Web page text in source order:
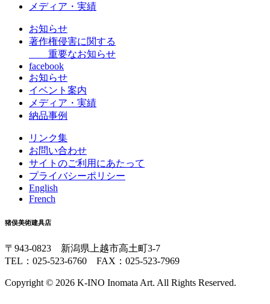
メディア・実績
お知らせ
著作権侵害に関する
重要なお知らせ
facebook
お知らせ
イベント案内
メディア・実績
納品事例
リンク集
お問い合わせ
サイトのご利用にあたって
プライバシーポリシー
English
French
猪俣美術建具店
〒943-0823 新潟県上越市高土町3-7
TEL：025-523-6760 FAX：025-523-7969
Copyright © 2026 K-INO Inomata Art. All Rights Reserved.